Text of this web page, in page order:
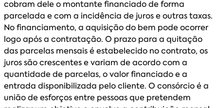
cobram dele o montante financiado de forma
parcelada e com a incidência de juros e outras taxas.
No financiamento, a aquisição do bem pode ocorrer
logo após a contratação. O prazo para a quitação
das parcelas mensais é estabelecido no contrato, os
juros são crescentes e variam de acordo com a
quantidade de parcelas, o valor financiado e a
entrada disponibilizada pelo cliente. O consórcio é a
união de esforços entre pessoas que pretendem